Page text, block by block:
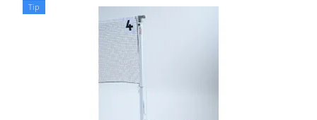
Tip